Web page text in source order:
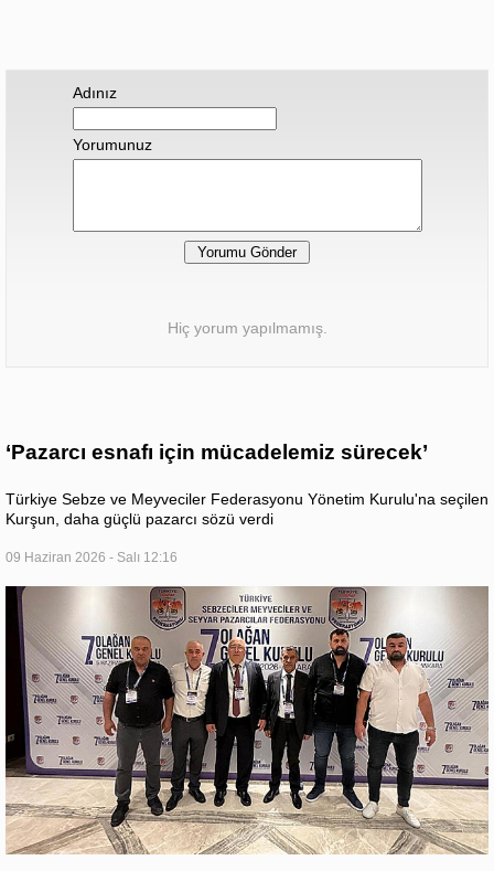
Adınız
Yorumunuz
Hiç yorum yapılmamış.
‘Pazarcı esnafı için mücadelemiz sürecek’
Türkiye Sebze ve Meyveciler Federasyonu Yönetim Kurulu'na seçilen
Kurşun, daha güçlü pazarcı sözü verdi
09 Haziran 2026 - Salı 12:16